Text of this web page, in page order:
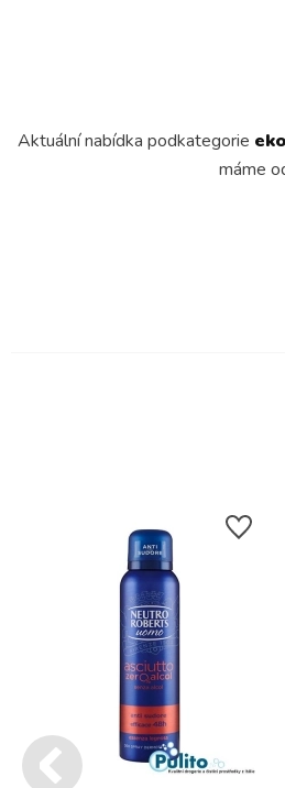
Aktuální nabídka podkategorie
máme